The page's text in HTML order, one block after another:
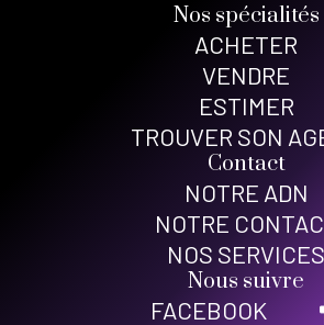
Nos spécialités
ACHETER
VENDRE
ESTIMER
TROUVER SON
Contact
NOTRE ADN
NOTRE
NOS SERVICES
Nous suivre
FACEBOOK